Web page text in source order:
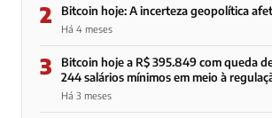
2 Bitcoin hoje: A incerteza geopolítica
Há 4 meses
3
Bitcoin hoje a R$ 395.849 com queda
244 salários mínimos em meio à
Há 3 meses